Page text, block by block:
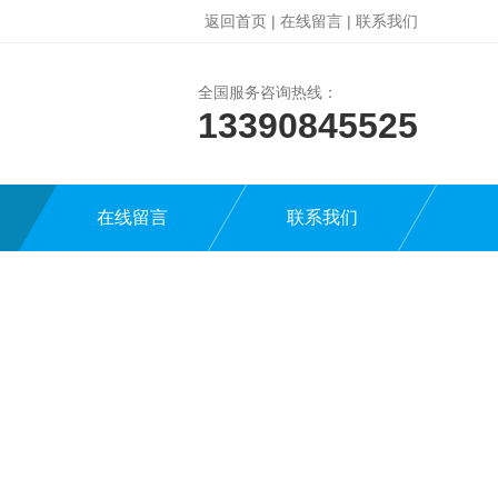
返回首页 | 在线留言 | 联系我们
全国服务咨询热线：
13390845525
在线留言 联系我们